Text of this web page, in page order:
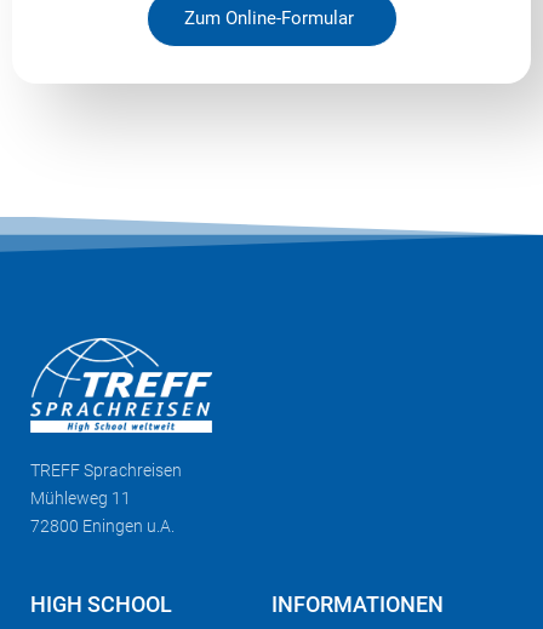
Zum Online-Formular
TREFFSprachreisen
Mühleweg 11
72800 Eningen u.A.
HIGH SCHOOL INFORMATIONEN